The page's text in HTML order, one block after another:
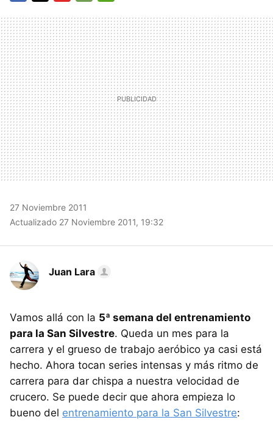
MAIL
27 Noviembre 2011
Actualizado 27 Noviembre 2011, 19:32
Juan Lara
Vamos allá con la 5ª semana del entrenamiento
para la San Silvestre. Queda un mes para la
carrera y el grueso de trabajo aeróbico ya casi está
hecho. Ahora tocan series intensas y más ritmo de
carrera para dar chispa a nuestra velocidad de
crucero. Se puede decir que ahora empieza lo
bueno del entrenamiento para la San Silvestre: